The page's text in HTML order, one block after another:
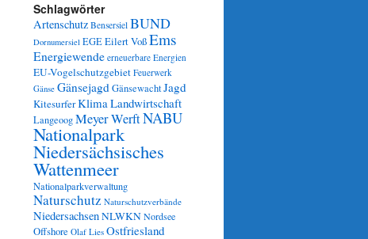
Schlagwörter
Artenschutz Bensersiel BUND
Dornumersiel EGEEilert VoßEms
Energiewende erneuerbare Energien
EU-Vogelschutzgebiet Feuerwerk
Gänse GänsejagdGänsewachtJagd
KitesurferKlimaLandwirtschaft
LangeoogMeyer WerftNABU
Nationalpark
Niedersächsisches
Wattenmeer
Nationalparkverwaltung
Naturschutz Naturschutzverbände
NiedersachsenNLWKNNordsee
Offshore Olaf Lies Ostfriesland